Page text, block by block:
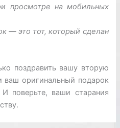
просмотре на мобильных
— это тот, который сделан
поздравить вашу вторую
ваш оригинальный подарок
поверьте, ваши старания